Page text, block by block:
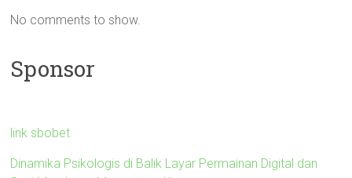
No comments to show.
Sponsor
link sbobet
Dinamika Psikologis di Balik Layar Permainan Digital dan